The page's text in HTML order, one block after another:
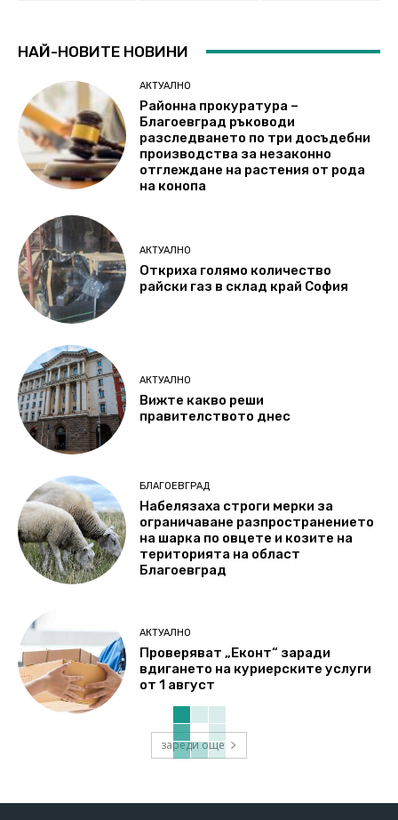
НАЙ-НОВИТЕ НОВИНИ
АКТУАЛНО
Районна прокуратура –
Благоевград ръководи
разследването по три досъдебни
производства за незаконно
отглеждане на растения от рода
на конопа
АКТУАЛНО
Откриха голямо количество
райски газ в склад край София
АКТУАЛНО
Вижте какво реши
правителството днес
БЛАГОЕВГРАД
Набелязаха строги мерки за
ограничаване разпространението
на шарка по овцете и козите на
територията на област
Благоевград
АКТУАЛНО
Проверяват „Еконт“ заради
вдигането на куриерските услуги
от 1 август
зареди още